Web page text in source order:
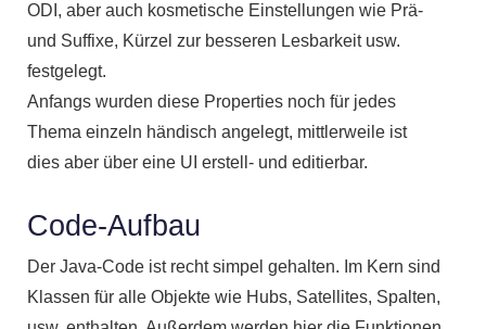
ODI, aber auch kosmetische Einstellungen wie Prä-
und Suffixe, Kürzel zur besseren Lesbarkeit usw.
festgelegt.
Anfangs wurden diese Properties noch für jedes
Thema einzeln händisch angelegt, mittlerweile ist
dies aber über eine UI erstell- und editierbar.
Code-Aufbau
Der Java-Code ist recht simpel gehalten. Im Kern sind
Klassen für alle Objekte wie Hubs, Satellites, Spalten,